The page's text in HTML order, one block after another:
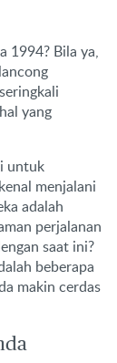
1994? Bila ya,
yang
untuk
menjalani
adalah
perjalanan
saat ini?
beberapa
makin cerdas